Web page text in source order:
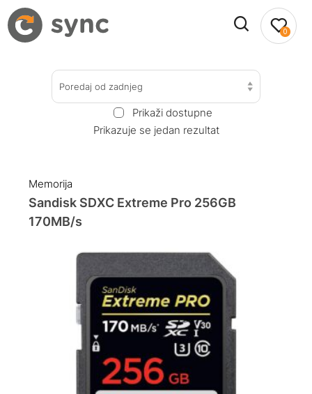
0
Poredaj od zadnjeg
Prikaži dostupne
Prikazuje se jedan rezultat
Memorija
Sandisk SDXC Extreme Pro 256GB
170MB/s